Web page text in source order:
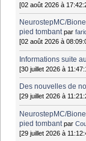
[02 août 2026 à
NeurostepMC/
pied tombant par
[02 août 2026 à
Informations suite
[30 juillet 2026 à
Des nouvelles de
[29 juillet 2026 à
NeurostepMC/
pied tombant par
[29 juillet 2026 à